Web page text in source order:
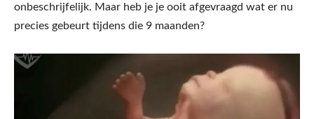
onbeschrijfelijk. Maar heb je je ooit afgevraagd wat er nu
precies gebeurt tijdens die 9 maanden?